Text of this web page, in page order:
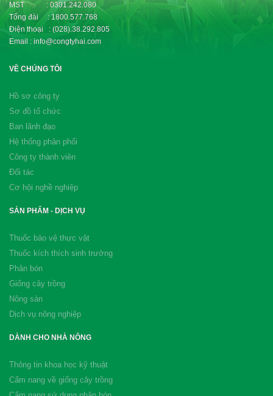
MST : 0301.242.080
Tổng đài : 1800.577.768
Điện thoại : (028).38.292.805
Email : info@congtyhai.com
VỀ CHÚNG TÔI
Hồ sơ công ty
Sơ đồ tổ chức
Ban lãnh đạo
Hệ thống phân phối
Công ty thành viên
Đối tác
Cơ hội nghề nghiệp
SẢN PHẨM - DỊCH VỤ
Thuốc bảo vệ thực vật
Thuốc kích thích sinh trưởng
Phân bón
Giống cây trồng
Nông sản
Dịch vụ nông nghiệp
DÀNH CHO NHÀ NÔNG
Thông tin khoa học kỹ thuật
Cẩm nang về giống cây trồng